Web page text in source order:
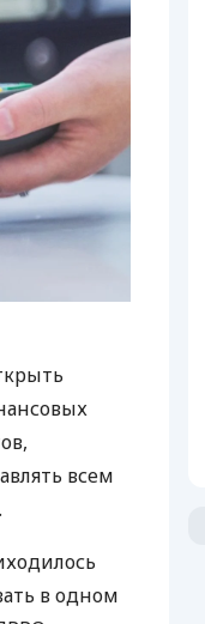
всем
в одном